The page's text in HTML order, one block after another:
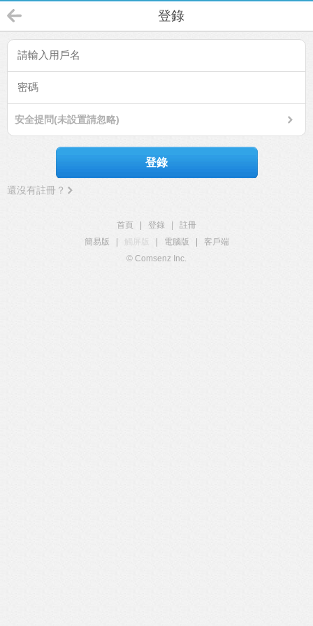
登錄
安全提問(未設置請忽略)
登錄
還沒有註冊？
首頁 登錄
註冊
簡易版
觸屏版 電腦版
客戶端
© Comsenz Inc.